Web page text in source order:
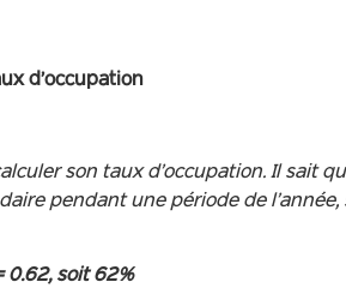
d’occupation
son taux d’occupation. Il sait
pendant une période de
0.62, soit 62%